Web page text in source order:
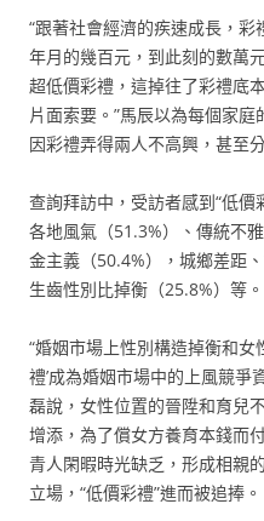
“跟著社會經濟的疾速成長，
年月的幾百元，到此刻的數萬
超低價彩禮，這掉往了彩禮底
片面索要。”馬辰以為每個家
因彩禮弄得兩人不高興，甚至
查詢拜訪中，受訪者感到“低價
各地風氣（51.3%）、傳統不
金主義（50.4%），城鄉差距
生齒性別比掉衡（25.8%）等。
“婚姻市場上性別構造掉衡和女
禮’成為婚姻市場中的上風競爭
磊說，女性位置的晉陞和育兒
增添，為了償女方養育本錢而
青人閑暇時光缺乏，形成相親
立場，“低價彩禮”進而被追捧。